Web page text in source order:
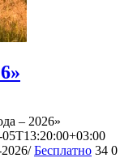
– 2026»
05T13:20:00+03:00
Бесплатно 34 0